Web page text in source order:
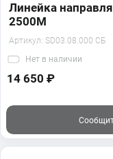
Линейка
2500M
Артикул: SD03.08.000 СБ
Нет в наличии
14 650 ₽